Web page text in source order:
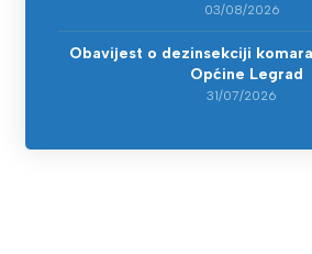
03/08/2026
Obavijest o dezinsekciji
Općine Legrad
31/07/2026